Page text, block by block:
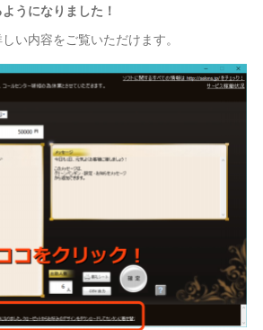
うになりました！
い内容をご覧いただけます。